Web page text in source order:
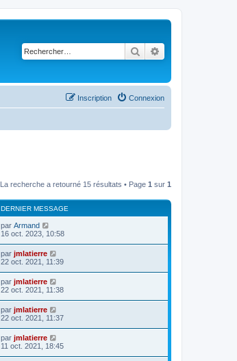
Rechercher
Connexion
Inscription
La recherche a retourné 15 résultats • Page 1 sur 1
DERNIER MESSAGE
par Armand
16 oct. 2023, 10:58
par jmlatierre
22 oct. 2021, 11:39
par jmlatierre
22 oct. 2021, 11:38
par jmlatierre
22 oct. 2021, 11:37
par jmlatierre
11 oct. 2021, 18:45